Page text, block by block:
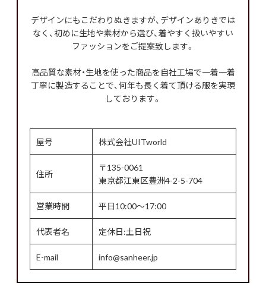
デザインにもこだわりぬきますが、デザインありきでは
なく、初めに生地や素材から選び、着やすく扱いやすい
ファッションをご提案致します。
高品質な素材・生地を使った商品を自社工場で一着一着
丁寧に製造することで、何年も長く着て頂ける服を実現
しております。
屋号 株式会社UITworld
住所
〒135-0061
東京都江東区豊洲4-2-5-704
営業時間 平日10:00～17:00
代表者名 定休日:土日祝
E-mail info@sanheer.jp